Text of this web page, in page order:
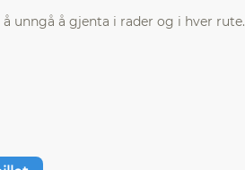
unngå å gjenta i rader og i hver rute.